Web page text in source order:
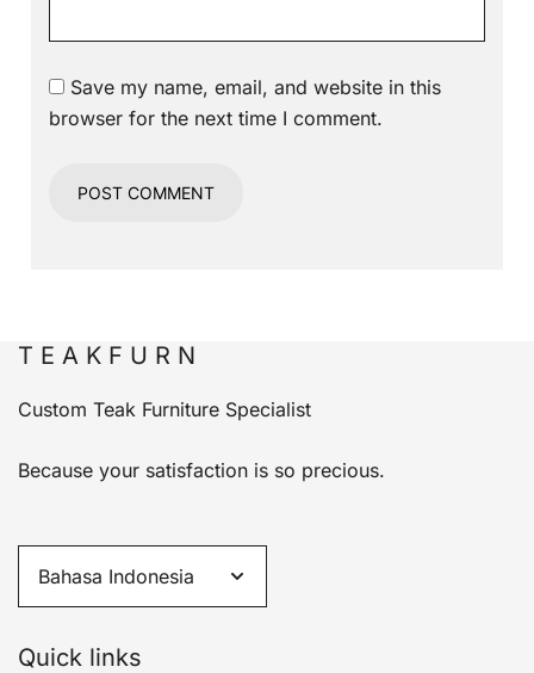
Save my name, email, and website in this
browser for the next time I comment.
T E A K F U R N
Custom Teak Furniture Specialist
Because your satisfaction is so precious.
Quick links